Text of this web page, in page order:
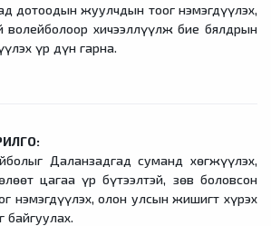
дотоодын жуулчдын тоог нэмэгдүүлэх,
волейболоор хичээллүүлж бие бялдрын
үр дүн гарна.
Даланзадгад суманд хөгжүүлэх,
цагаа үр бүтээлтэй, зөв боловсон
нэмэгдүүлэх, олон улсын жишигт хүрэх
байгуулах.